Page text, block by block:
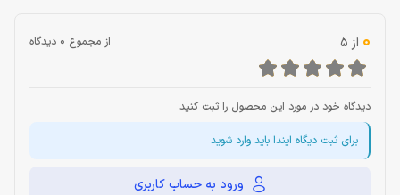
0 از 5 از مجموع 0 دیدگاه
دیدگاه خود در مورد این محصول را ثبت کنید
برای ثبت دیگاه ایندا باید وارد شوید
ورود به حساب کاربری